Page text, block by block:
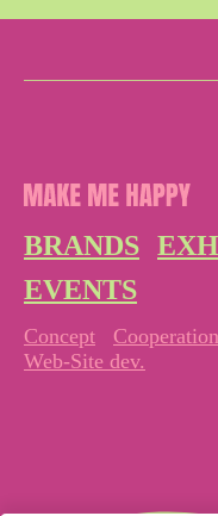
BRANDS
EVENTS
Concept Cooperation
Web-Site dev.